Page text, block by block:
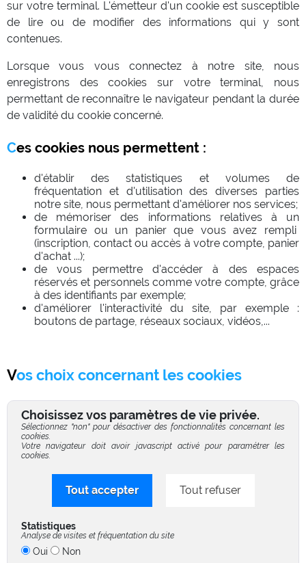
sur votre terminal. L'émetteur d'un cookie est susceptible
de lire ou de modifier des informations qui y sont
contenues.
Lorsque vous vous connectez à notre site, nous
enregistrons des cookies sur votre terminal, nous
permettant de reconnaître le navigateur pendant la durée
de validité du cookie concerné.
Ces cookies nous permettent :
d'établir des statistiques et volumes de
fréquentation et d'utilisation des diverses parties
notre site, nous permettant d'améliorer nos services;
de mémoriser des informations relatives à un
formulaire ou un panier que vous avez rempli
(inscription, contact ou accès à votre compte, panier
d'achat ...);
de vous permettre d'accéder à des espaces
réservés et personnels comme votre compte, grâce
à des identifiants par exemple;
d'améliorer l'interactivité du site, par exemple :
boutons de partage, réseaux sociaux, vidéos,...
Vos choix concernant les cookies
Choisissez vos paramètres de vie privée.
Sélectionnez "non" pour désactiver des fonctionnalités concernant les
cookies.
Votre navigateur doit avoir javascript activé pour paramétrer les
cookies.
Tout accepter Tout refuser
Statistiques
Analyse de visites et fréquentation du site
Oui
Non